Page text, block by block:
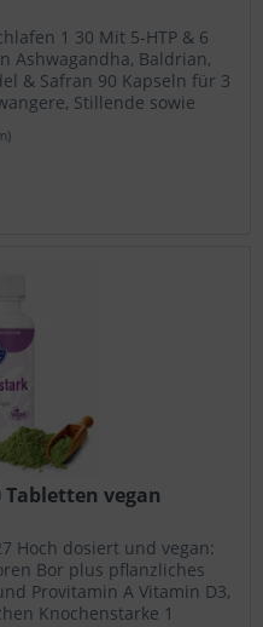
1 30 Mit 5-HTP & 6
Ashwagandha, Baldrian,
& Safran 90 Kapseln für 3
Stillende sowie
vegan
Hoch dosiert und vegan:
Bor plus pflanzliches
Provitamin A Vitamin D3,
Knochenstarke 1